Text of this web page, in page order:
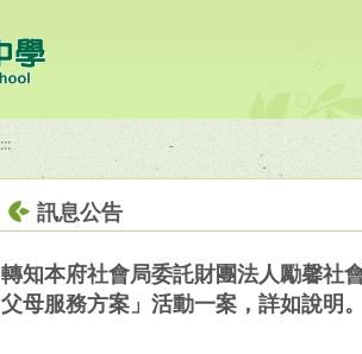
:::
訊息公告
轉知本府社會局委託財團法人勵馨社
父母服務方案」活動一案，詳如說明。